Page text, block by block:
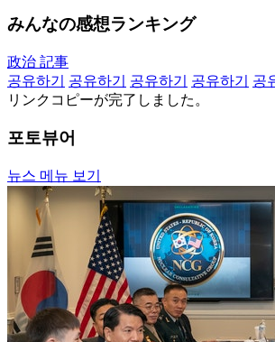
みんなの感想ランキング
政治 記事
공유하기
공유하기 공유하기 공유하기
공
リンクコピーが完了しました。
포토뷰어
뉴스 메뉴 보기